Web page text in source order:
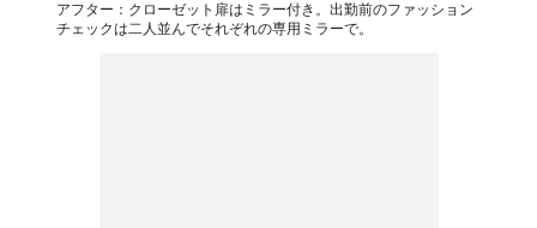
アフター：クローゼット扉はミラー付き。出勤前のファッション
チェックは二人並んでそれぞれの専用ミラーで。